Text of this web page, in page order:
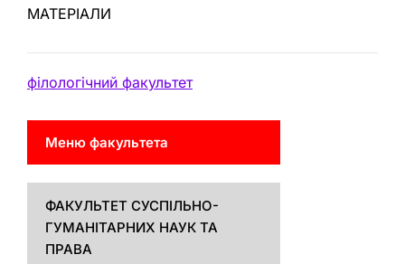
МАТЕРІАЛИ
філологічний факультет
Меню факультета
ФАКУЛЬТЕТ СУСПІЛЬНО-
ГУМАНІТАРНИХ НАУК ТА
ПРАВА